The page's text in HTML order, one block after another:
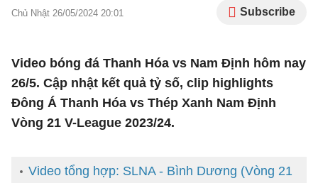
Chủ Nhật 26/05/2024 20:01 Subscribe
Video bóng đá Thanh Hóa vs Nam Định hôm nay
26/5. Cập nhật kết quả tỷ số, clip highlights
Đông Á Thanh Hóa vs Thép Xanh Nam Định
Vòng 21 V-League 2023/24.
Video tổng hợp: SLNA - Bình Dương (Vòng 21